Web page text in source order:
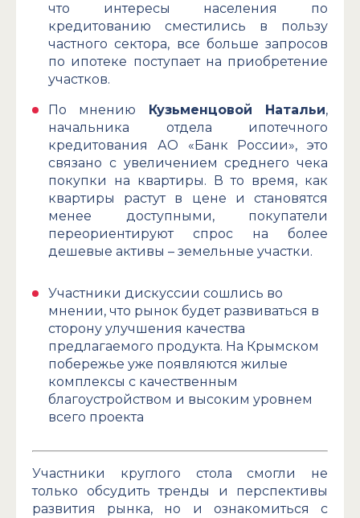
что интересы населения по
кредитованию сместились в пользу
частного сектора, все больше запросов
по ипотеке поступает на приобретение
участков.
По мнению Кузьменцовой Натальи,
начальника отдела ипотечного
кредитования АО «Банк России», это
связано с увеличением среднего чека
покупки на квартиры. В то время, как
квартиры растут в цене и становятся
менее доступными, покупатели
переориентируют спрос на более
дешевые активы – земельные участки.
Участники дискуссии сошлись во
мнении, что рынок будет развиваться в
сторону улучшения качества
предлагаемого продукта. На Крымском
побережье уже появляются жилые
комплексы с качественным
благоустройством и высоким уровнем
всего проекта
Участники круглого стола смогли не
только обсудить тренды и перспективы
развития рынка, но и ознакомиться с